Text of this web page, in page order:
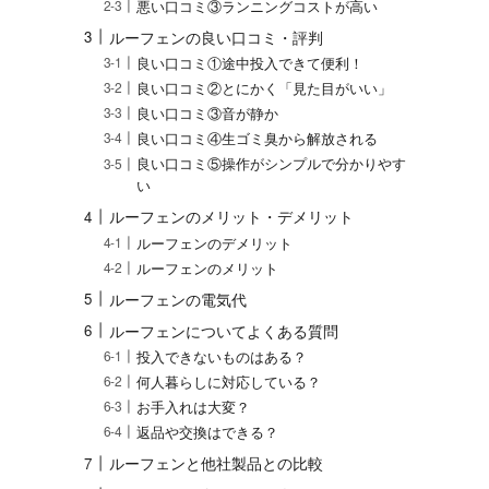
悪い口コミ③ランニングコストが高い
ルーフェンの良い口コミ・評判
良い口コミ①途中投入できて便利！
良い口コミ②とにかく「見た目がいい」
良い口コミ③音が静か
良い口コミ④生ゴミ臭から解放される
良い口コミ⑤操作がシンプルで分かりやす
い
ルーフェンのメリット・デメリット
ルーフェンのデメリット
ルーフェンのメリット
ルーフェンの電気代
ルーフェンについてよくある質問
投入できないものはある？
何人暮らしに対応している？
お手入れは大変？
返品や交換はできる？
ルーフェンと他社製品との比較